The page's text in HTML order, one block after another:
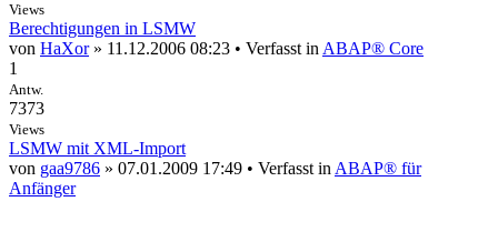
Views
Berechtigungen in LSMW
von HaXor» 11.12.2006 08:23 • Verfasst inABAP® Core
1
Antw.
7373
Views
LSMW mit XML-Import
von gaa9786 » 07.01.2009 17:49 • Verfasst inABAP® für
Anfänger